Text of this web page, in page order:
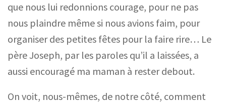
que nous lui redonnions courage, pour ne pas
nous plaindre même si nous avions faim, pour
organiser des petites fêtes pour la faire rire… Le
père Joseph, par les paroles qu’il a laissées, a
aussi encouragé ma maman à rester debout.
On voit, nous-mêmes, de notre côté, comment